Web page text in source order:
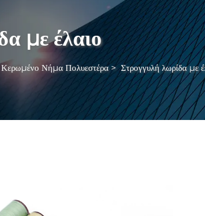
με έλαιο
Κερωμένο Νήμα Πολυεστέρα>Στρογγυλή λωρίδα με